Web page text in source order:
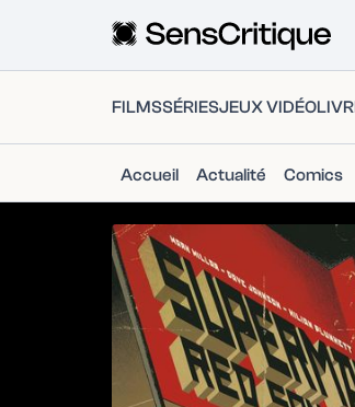
FILMSSÉRIESJEUX VIDÉO
Accueil Actualité Comics